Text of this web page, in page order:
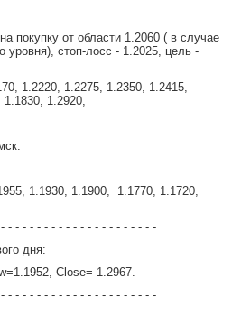
покупку от области 1.2060 ( в случае
уровня), стоп-лосс - 1.2025, цель -
1.2220, 1.2275, 1.2350, 1.2415,
1.1830, 1.2920,
1.1930, 1.1900,
1.1770, 1.1720,
- - - - - - - - - - - - - - - - - - - - -
дня:
Close= 1.2967.
- - - - - - - - - - - - - - - - - - - - -